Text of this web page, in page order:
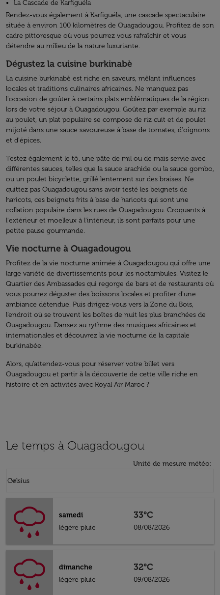
La Cascade de Karfiguéla
Rendez-vous également à Karfiguéla, une cascade spectaculaire
située à environ 100 kilomètres de Ouagadougou. Profitez de son
cadre pittoresque où vous pourrez vous rafraîchir et vous
détendre au milieu de la nature luxuriante.
Dégustez la cuisine burkinabè
La cuisine burkinabè est riche en saveurs, mêlant influences
locales et traditions culinaires africaines. Ne manquez pas
l'occasion de goûter à certains plats emblématiques de la région
lors de votre séjour à Ouagadougou. Goûtez par exemple au riz
au poulet, un plat populaire se compose de riz cuit et de poulet
mijoté dans une sauce savoureuse à base de tomates, d'oignons
et d'épices.
Testez également le tô, une pâte de mil ou de maïs servie avec
différentes sauces, telles que la sauce arachide ou la sauce gombo,
ou un poulet bicyclette, grillé lentement sur des braises. Ne
quittez pas Ouagadougou sans avoir testé les beignets de
haricots, ces beignets frits à base de haricots qui sont une
collation populaire dans les rues de Ouagadougou. Croquants à
l'extérieur et moelleux à l'intérieur, ils sont parfaits pour une
petite pause gourmande.
Vie nocturne à Ouagadougou
Profitez de la vie nocturne animée à Ouagadougou qui offre une
large variété de divertissements pour les noctambules. Visitez le
Quartier des Ambassades qui regorge de bars et de restaurants où
vous pourrez déguster des boissons locales et profiter d'une
ambiance détendue. Puis dirigez-vous vers la Zone du Bois,
l’endroit où se trouvent les boîtes de nuit les plus branchées de
Ouagadougou. Dansez au rythme des musiques africaines et
internationales et découvrez la vie nocturne de la capitale
burkinabée.
Alors, qu’attendez-vous pour réserver votre billet vers
Ouagadougou et partir à la découverte de cette ville riche en
histoire et en activités avec Royal Air Maroc ?
Le temps à Ouagadougou
Unité de mesure météo:
Celsius
keyboard_arrow_down
samedi
légère pluie
33°C
08/08/2026
dimanche
légère pluie
32°C
09/08/2026